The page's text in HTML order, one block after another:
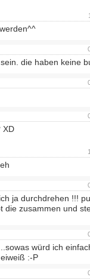
die haben keine
XD
ja durchdrehen !!!
die zusammen und
würd ich
:-P